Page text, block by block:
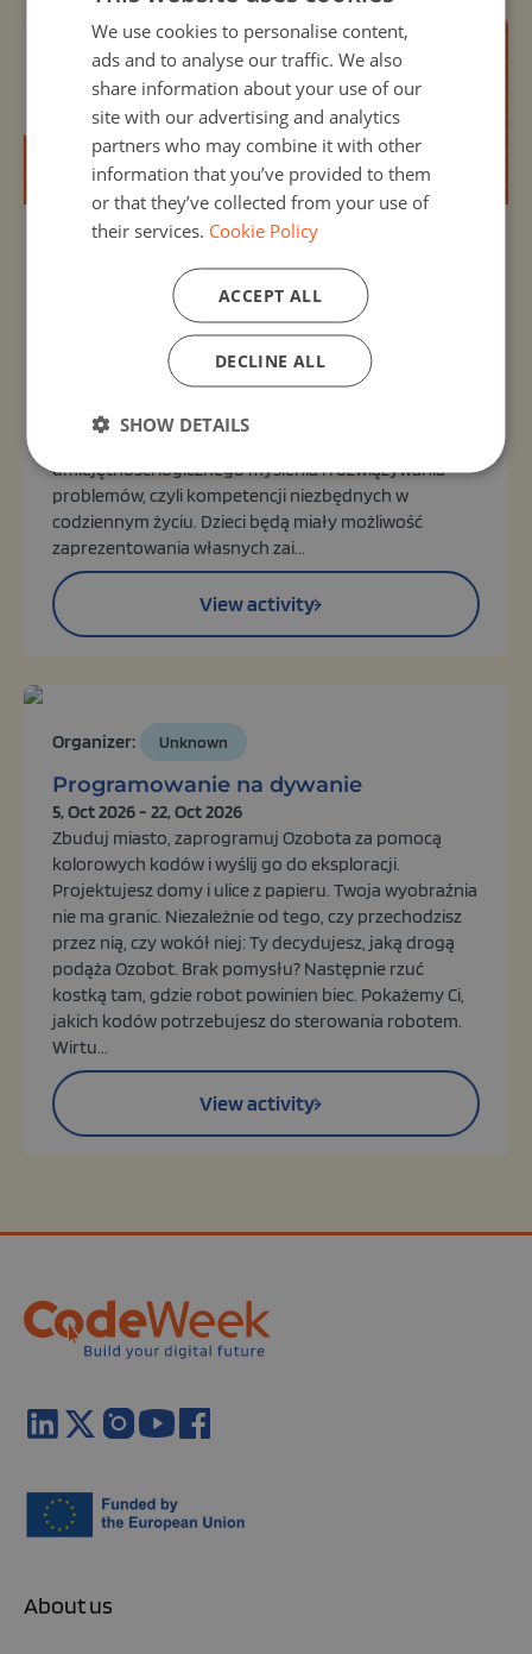
Organizer: Unknown
Kodujemy z Małym Misiem
9, Oct 2026 - 9, Oct 2026
WARSZTAT LITERACKI dla dzieci dotyczy
cyberbezpieczeństwa, zawierający propozycję
przeprowadzenia „Misiowego turnieju łamigłówek
logicznych”. Treść misiowych łamigłówek oparta jest
umiejętności logicznego myślenia i rozwiązywania
problemów, czyli kompetencji niezbędnych w
codziennym życiu. Dzieci będą miały możliwość
zaprezentowania własnych zai...
View activity
Organizer: Unknown
Programowanie na dywanie
5, Oct 2026 - 22, Oct 2026
Zbuduj miasto, zaprogramuj Ozobota za pomocą
kolorowych kodów i wyślij go do eksploracji.
Projektujesz domy i ulice z papieru. Twoja wyobraźnia
nie ma granic. Niezależnie od tego, czy przechodzisz
przez nią, czy wokół niej: Ty decydujesz, jaką drogą
podąża Ozobot. Brak pomysłu? Następnie rzuć
kostką tam, gdzie robot powinien biec. Pokażemy Ci,
jakich kodów potrzebujesz do sterowania robotem.
Wirtu...
View activity
About us
We use cookies to personalise content,
ads and to analyse our traffic. We also
share information about your use of our
site with our advertising and analytics
partners who may combine it with other
information that you’ve provided to them
or that they’ve collected from your use of
their services. Cookie Policy
ACCEPT ALL
DECLINE ALL
SHOW DETAILS